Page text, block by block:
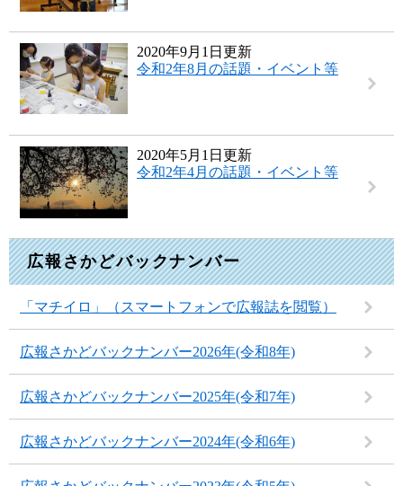
2020年9月1日更新
令和2年8月の話題・イベント等
2020年5月1日更新
令和2年4月の話題・イベント等
広報さかどバックナンバー
「マチイロ」（スマートフォンで広報誌を閲覧）
広報さかどバックナンバー2026年(令和8年)
広報さかどバックナンバー2025年(令和7年)
広報さかどバックナンバー2024年(令和6年)